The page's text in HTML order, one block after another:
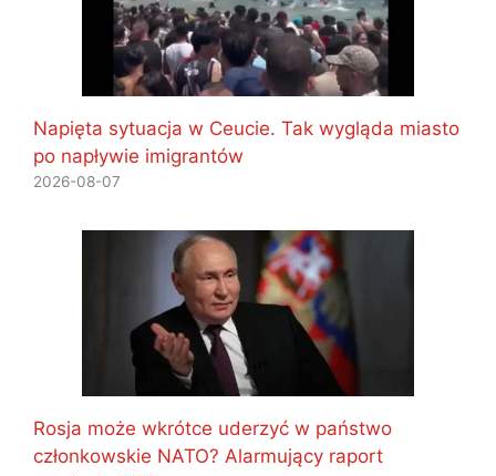
Napięta sytuacja w Ceucie. Tak wygląda miasto
po napływie imigrantów
2026-08-07
Rosja może wkrótce uderzyć w państwo
członkowskie NATO? Alarmujący raport